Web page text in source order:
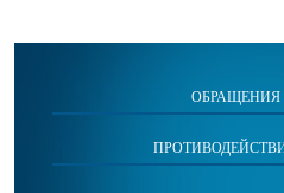
ОБРАЩЕНИЯ